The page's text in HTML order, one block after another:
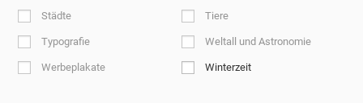
Städte Tiere
Typografie Weltall und Astronomie
Werbeplakate Winterzeit